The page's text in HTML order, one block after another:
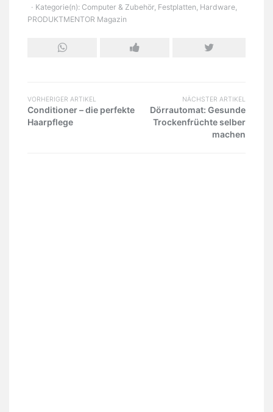
Kategorie(n): Computer & Zubehör Festplatten Hardware
PRODUKTMENTOR Magazin
VORHERIGER ARTIKEL
Conditioner – die perfekte
Haarpflege
NÄCHSTER ARTIKEL
Dörrautomat: Gesunde
Trockenfrüchte selber
machen